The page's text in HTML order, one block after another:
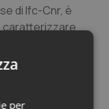
di Ifc-Cnr, è
caratterizzare
il
le valvole
per